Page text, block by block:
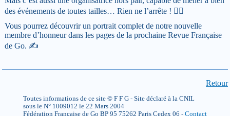
des événements de toutes tailles… Rien ne l’arrête ! 🦸‍♀️
Vous pourrez découvrir un portrait complet de notre nouvelle
membre d’honneur dans les pages de la prochaine Revue Française
de Go. ✍
Retour
Toutes informations de ce site © F F G - Site déclaré à la CNIL
sous le N° 1009012 le 22 Mars 2004
Fédération Française de Go BP 95 75262 Paris Cedex 06 - Contact